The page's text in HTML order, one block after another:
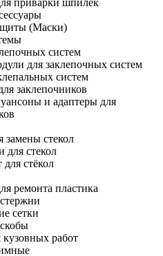
приварки шпилек
(Маски)
систем
для заклепочных систем
систем
заклепочников
и адаптеры для
замены стекол
для стекол
стёкол
ремонта пластика
сетки
работ